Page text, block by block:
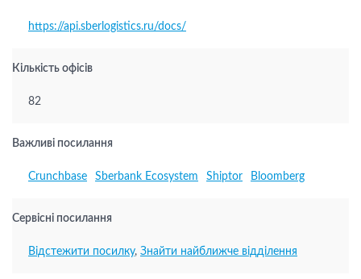
https://api.sberlogistics.ru/docs/
Кількість офісів
82
Важливі посилання
Crunchbase Sberbank Ecosystem Shiptor Bloomberg
Сервісні посилання
Відстежити посилку, Знайти найближче відділення